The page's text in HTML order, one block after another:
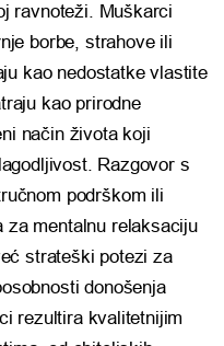
ravnoteži. Muškarci
borbe, strahove ili
kao nedostatke vlastite
kao prirodne
način života koji
Razgovor s
podrškom ili
za mentalnu relaksaciju
strateški potezi za
donošenja
rezultira kvalitetnijim